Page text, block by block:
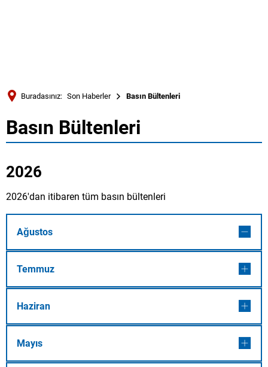
Buradasınız: Son Haberler Basın Bültenleri
Basın
Basın Bültenleri
2026
2026'dan itibaren tüm basın bültenleri
Ağustos
Temmuz
Haziran
Mayıs